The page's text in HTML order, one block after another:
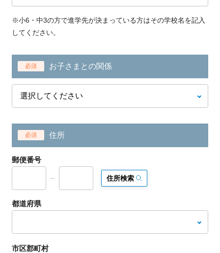
※小6・中3の方で進学先が決まっている方はその学校名を記入
してください。
必須 お子さまとの関係
必須 住所
郵便番号
住所検索
都道府県
市区郡町村